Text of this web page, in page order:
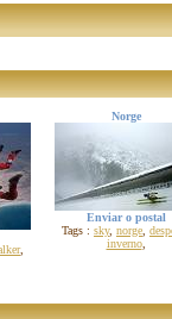
,
Norge
Enviar o postal
Tags : sky, norge
inverno,